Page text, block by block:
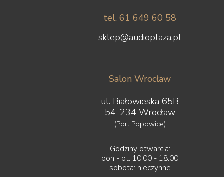
tel. 61 649 60 58
sklep@audioplaza.pl
Salon Wrocław
ul. Białowieska 65B
54-234 Wrocław
(Port Popowice)
Godziny otwarcia:
pon - pt: 10:00 - 18:00
sobota: nieczynne